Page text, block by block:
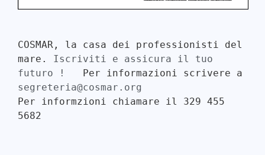
COSMAR, la casa dei professionisti del
mare. Iscriviti e assicura il tuo
futuro !
segreteria@cosmar.org
Per informzioni chiamare il 329 455
5682